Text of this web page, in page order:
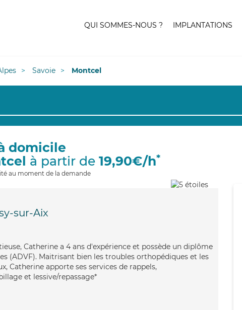
QUI SOMMES-NOUS ? IMPLANTATIONS
Savoie Montcel
domicile
à partir de 19,90€/h*
au moment de la demande
sur-Aix
Catherine a 4 ans d'expérience et possède un diplôme
(ADVF). Maitrisant bien les troubles orthopédiques et les
Catherine apporte ses services de rappels,
et lessive/repassage*